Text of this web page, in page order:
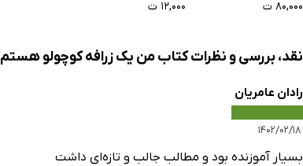
۸۰,۰۰۰ ت ۱۲,۰۰۰ ت
نقد، بررسی و نظرات کتاب من یک زرافه کوچولو هستم
رادان عامریان
۱۴۰۲/۰۲/۱۸
بسیار آموزنده بود و مطالب جالب و تازه‌ای داشت